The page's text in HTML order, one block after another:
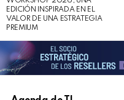
EDICIÓN INSPIRADA EN EL
VALOR DE UNA ESTRATEGIA
PREMIUM